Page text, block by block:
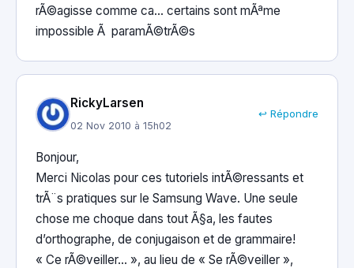
rÃ©agisse comme ca… certains sont mÃªme
impossible Ã paramÃ©trÃ©s
RickyLarsen
02 Nov 2010 à 15h02
↩ Répondre
Bonjour,
Merci Nicolas pour ces tutoriels intÃ©ressants et
trÃ¨s pratiques sur le Samsung Wave. Une seule
chose me choque dans tout Ã§a, les fautes
d’orthographe, de conjugaison et de grammaire!
« Ce rÃ©veiller… », au lieu de « Se rÃ©veiller »,